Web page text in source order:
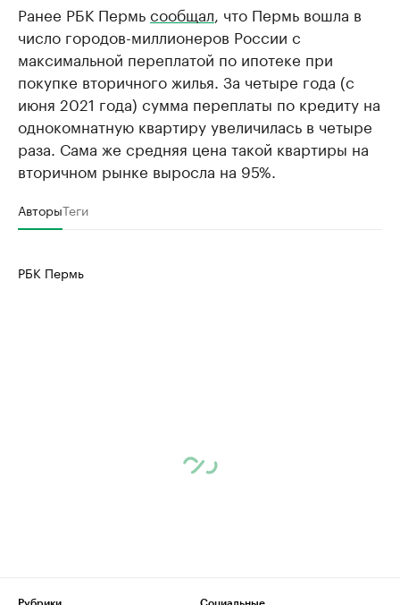
Ранее РБК Пермьсообщал , что Пермь вошла в
число городов-миллионеров России с
максимальной переплатой по ипотеке при
покупке вторичного жилья. За четыре года (с
июня 2021 года) сумма переплаты по кредиту на
однокомнатную квартиру увеличилась в четыре
раза. Сама же средняя цена такой квартиры на
вторичном рынке выросла на 95%.
АвторыТеги
РБК Пермь